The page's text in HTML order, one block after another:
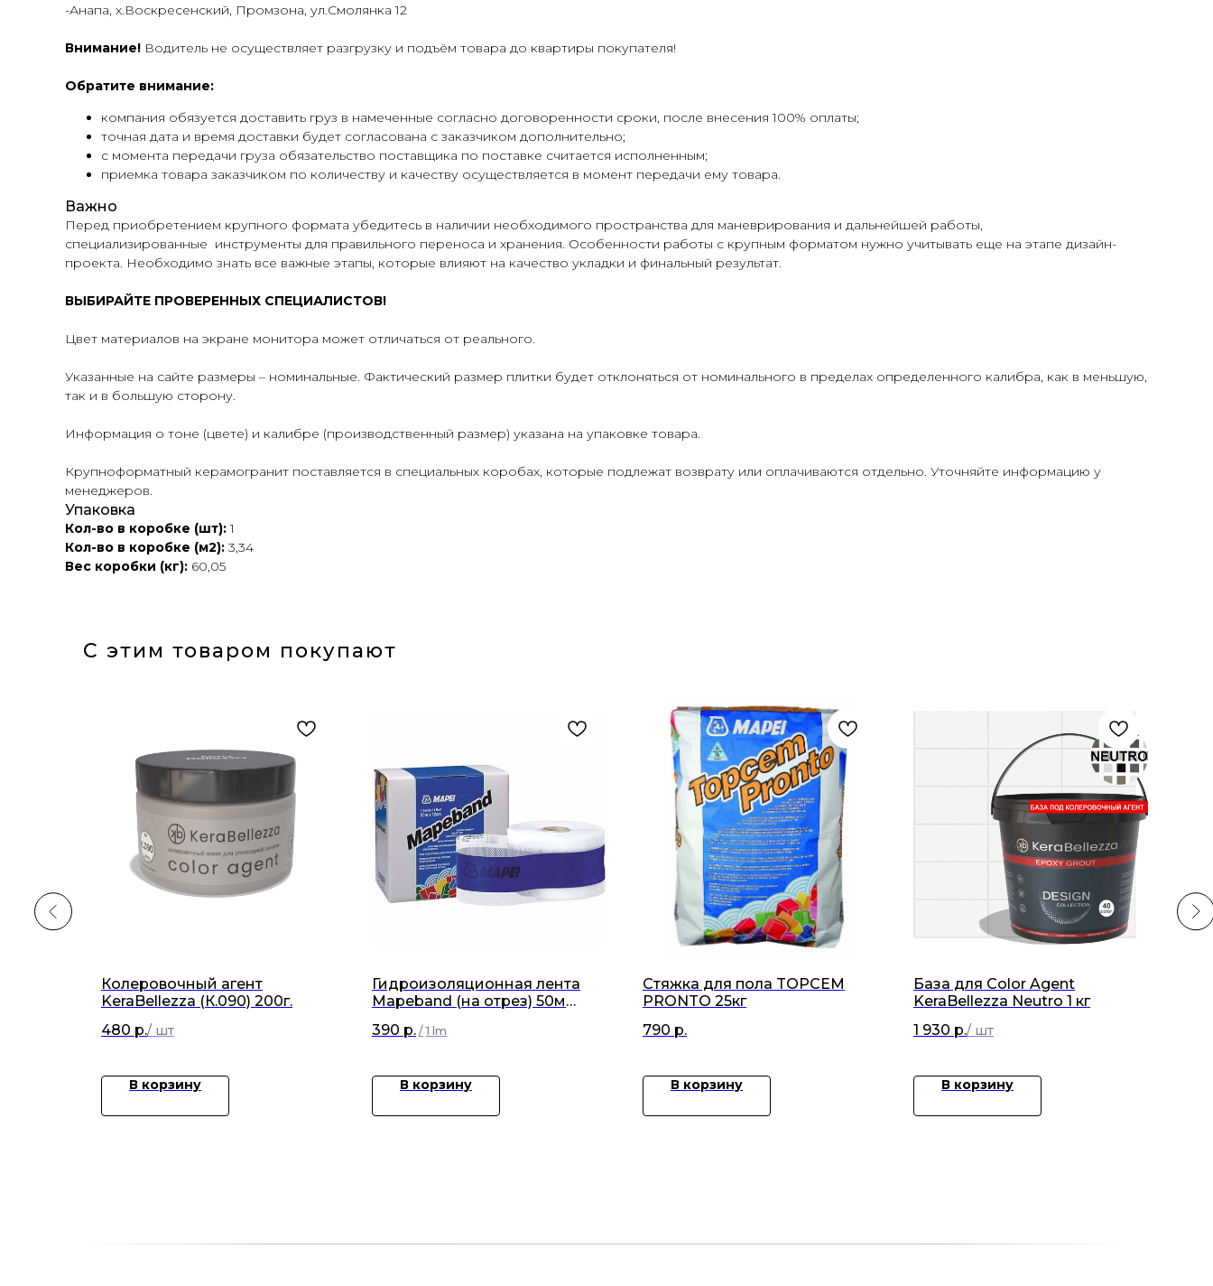
-Анапа, х.Воскресенский, Промзона, ул.Смолянка 12
Внимание! Водитель не осуществляет разгрузку и подъём товара до квартиры покупателя!
Обратите внимание:
компания обязуется доставить груз в намеченные согласно договоренности сроки, после внесения 100% оплаты;
точная дата и время доставки будет согласована с заказчиком дополнительно;
с момента передачи груза обязательство поставщика по поставке считается исполненным;
приемка товара заказчиком по количеству и качеству осуществляется в момент передачи ему товара.
Важно
Перед приобретением крупного формата убедитесь в наличии необходимого пространства для маневрирования и дальнейшей работы,
специализированные инструменты для правильного переноса и хранения. Особенности работы с крупным форматом нужно учитывать еще на этапе дизайн-
проекта. Необходимо знать все важные этапы, которые влияют на качество укладки и финальный результат.
ВЫБИРАЙТЕ ПРОВЕРЕННЫХ СПЕЦИАЛИСТОВ!
Цвет материалов на экране монитора может отличаться от реального.
Указанные на сайте размеры – номинальные. Фактический размер плитки будет отклоняться от номинального в пределах определенного калибра, как в меньшую,
так и в большую сторону.
Информация о тоне (цвете) и калибре (производственный размер) указана на упаковке товара.
Крупноформатный керамогранит поставляется в специальных коробах, которые подлежат возврату или оплачиваются отдельно. Уточняйте информацию у
менеджеров.
Упаковка
Кол-во в коробке (шт):1
Кол-во в коробке (м2): 3,34
Вес коробки (кг): 60,05
С этим товаром покупают
Колеровочный агент
KeraBellezza (К.090) 200г.
480 р.
В корзину
Гидроизоляционная лента
Mapeband (на отрез) 50м
390 р. / 1 lm
В корзину
Стяжка для пола TOPCEM
PRONTO 25кг
790 р.
В корзину
База для Color Agent
KeraBellezza Neutro 1 кг
1 930 р.
В корзину